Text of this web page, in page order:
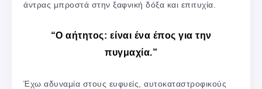
άντρας μπροστά στην ξαφνική δόξα και επιτυχία.
“Ο αήτητος: είναι ένα έπος για την
πυγμαχία.”
Έχω αδυναμία στους ευφυείς, αυτοκαταστροφικούς